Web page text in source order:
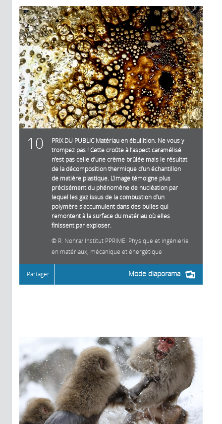
10
PRIX DU PUBLIC Matériau en ébullition. Ne vous y
trompez pas ! Cette croûte à l’aspect caramélisé
n’est pas celle d’une crème brûlée mais le résultat
de la décomposition thermique d’un échantillon
de matière plastique. L’image témoigne plus
précisément du phénomène de nucléation par
lequel les gaz issus de la combustion d’un
polymère s'accumulent dans des bulles qui
remontent à la surface du matériau où elles
finissent par exploser.
R. Nohra/ Institut PPRIME: Physique et ingénierie
en matériaux, mécanique et énergétique
Mode diaporama
Partager